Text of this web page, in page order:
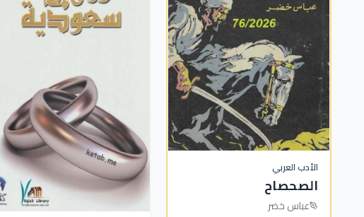
الأدب العربي
الصحصاح
عباس خضر